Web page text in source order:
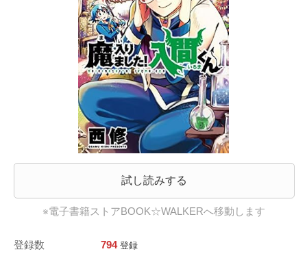
試し読みする
※電子書籍ストアBOOK☆WALKERへ移動します
登録数 794 登録